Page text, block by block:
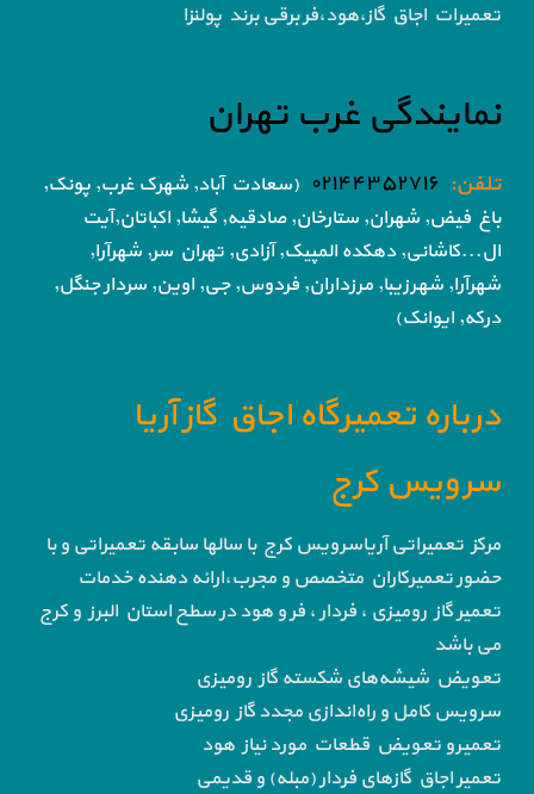
تعمیرات اجاق گاز،هود،فر برقی برند پولنزا
نمایندگی غرب تهران
تلفن: ۰۲۱۴۴۳۵۲۷۱۶ (سعادت آباد, شهرک غرب, پونک,
باغ فیض, شهران, ستارخان, صادقیه, گیشا, اکباتان,آیت
ال...کاشانی, دهکده المپیک, آزادی, تهران سر, شهرآرا,
شهرآرا, شهرزیبا, مرزداران, فردوس, جی, اوین, سردار جنگل,
درکه, ایوانک)
درباره تعمیرگاه اجاق گاز آریا
سرویس کرج
مرکز تعمیراتی آریاسرویس کرج با سالها سابقه تعمیراتی و با
حضور تعمیرکاران متخصص و مجرب،ارائه دهنده خدمات
تعمیر گاز رومیزی ، فردار ، فر و هود در سطح استان البرز و کرج
می باشد
تعویض شیشه‌های شکسته گاز رومیزی
سرویس کامل و راه‌اندازی مجدد گاز رومیزی
تعمیرو تعویض قطعات مورد نیاز هود
تعمیر اجاق گاز‌های فردار (مبله) و قدیمی